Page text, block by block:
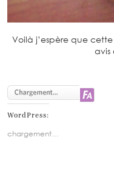
Voilà j’espère que
avis
WordPress:
chargement…